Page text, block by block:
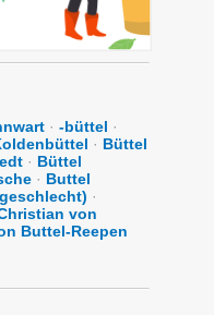
· -büttel ·
· Büttel
· Büttel
· Buttel
·
von
Buttel-Reepen